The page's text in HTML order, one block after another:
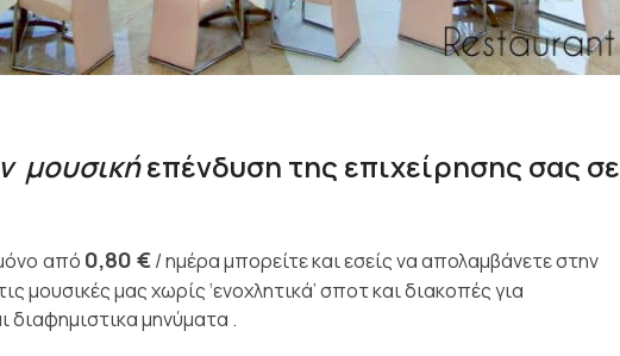
μουσικήεπένδυση της επιχείρησης σας σε
από 0,80 €/ ημέρα μπορείτε και εσείς να απολαμβάνετε στην
μουσικές μας χωρίς ‘ενοχλητικά’ σποτ και διακοπές για
διαφημιστικα μηνύματα .